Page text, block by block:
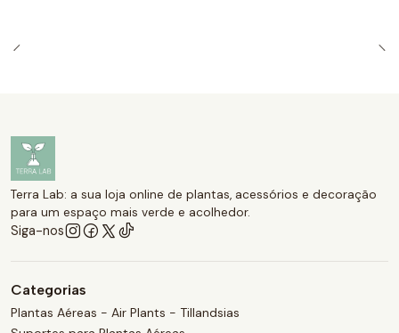
Terra Lab: a sua loja online de plantas, acessórios e decoração
para um espaço mais verde e acolhedor.
Siga-nos
Categorias
Plantas Aéreas - Air Plants - Tillandsias